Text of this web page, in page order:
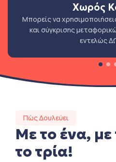
Χωρός
Μπορείς να
και σύγκρισης
εντελώς
Πώς Δουλεύει
Με το ένα, με
το τρία!